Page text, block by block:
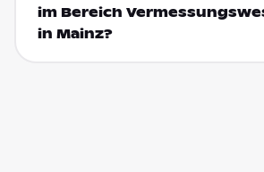
im Bereich
in Mainz?